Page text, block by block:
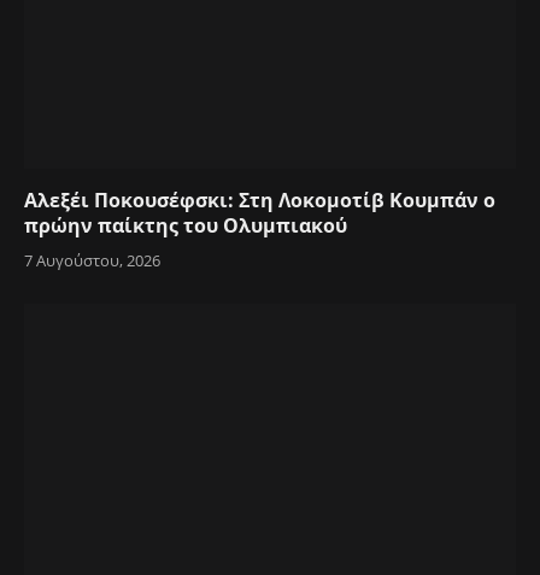
Αλεξέι Ποκουσέφσκι: Στη Λοκομοτίβ Κουμπάν ο
πρώην παίκτης του Ολυμπιακού
7 Αυγούστου, 2026